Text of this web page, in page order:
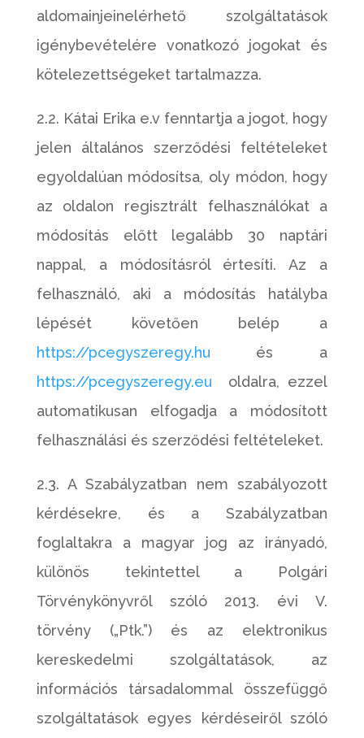
aldomainjeinelérhető szolgáltatások
igénybevételére vonatkozó jogokat és
kötelezettségeket tartalmazza.
2.2. Kátai Erika e.v fenntartja a jogot, hogy
jelen általános szerződési feltételeket
egyoldalúan módosítsa, oly módon, hogy
az oldalon regisztrált felhasználókat a
módosítás előtt legalább 30 naptári
nappal, a módosításról értesíti. Az a
felhasználó, aki a módosítás hatályba
lépését követően belép a
https://pcegyszeregy.hu és a
https://pcegyszeregy.eu oldalra, ezzel
automatikusan elfogadja a módosított
felhasználási és szerződési feltételeket.
2.3. A Szabályzatban nem szabályozott
kérdésekre, és a Szabályzatban
foglaltakra a magyar jog az irányadó,
különös tekintettel a Polgári
Törvénykönyvről szóló 2013. évi V.
törvény („Ptk.”) és az elektronikus
kereskedelmi szolgáltatások, az
információs társadalommal összefüggő
szolgáltatások egyes kérdéseiről szóló